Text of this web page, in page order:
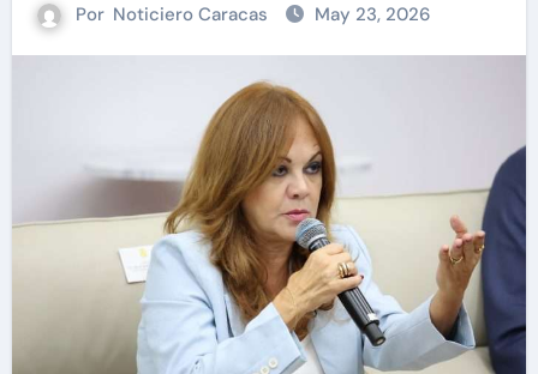
Por Noticiero Caracas May 23, 2026